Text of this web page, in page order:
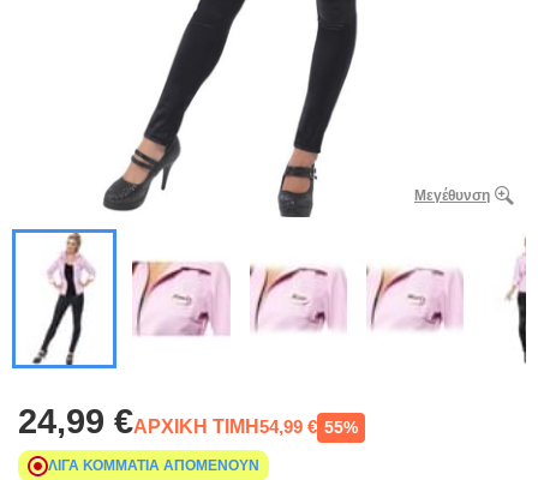
Μεγέθυνση
24,99 €ΑΡΧΙΚΉ ΤΙΜΉ54,99 € 55%
ΛΊΓΑ ΚΟΜΜΆΤΙΑ ΑΠΟΜΈΝΟΥΝ